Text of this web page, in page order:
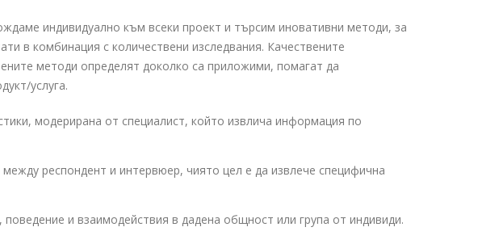
индивидуално към всеки проект и търсим иновативни методи, за
в комбинация с количествени изследвания. Качествените
методи определят доколко са приложими, помагат да
услуга.
модерирана от специалист, който извлича информация по
респондент и интервюер, чиято цел е да извлече специфична
и взаимодействия в дадена общност или група от индивиди.